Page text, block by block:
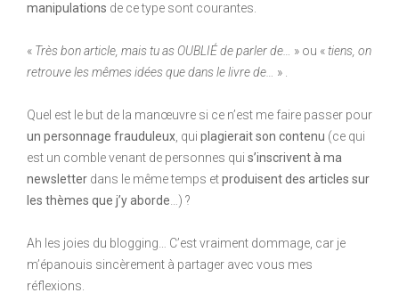
manipulations de ce type sont courantes.
« Très bon article, mais tu as OUBLIÉ de parler de… » ou «tiens, on
retrouve les mêmes idées que dans le livre de…
» .
Quel est le but de la manœuvre si ce n’est me faire passer pour
un personnage frauduleux , qui plagierait son contenu (ce qui
est un comble venant de personnes qui s’inscrivent à ma
newsletter dans le même temps etproduisent des articles sur
les thèmes que j’y aborde …) ?
Ah les joies du blogging… C’est vraiment dommage, car je
m’épanouis sincèrement à partager avec vous mes
réflexions.